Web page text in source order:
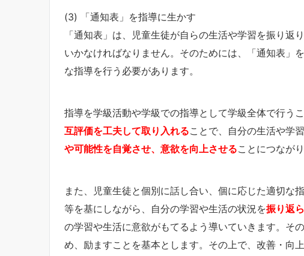
(3) 「通知表」を指導に生かす
「通知表」は、児童生徒が自らの生活や学習を振り返
いかなければなりません。そのためには、「通知表」
な指導を行う必要があります。
指導を学級活動や学級での指導として学級全体で行う
互評価を工夫して取り入れることで、自分の生活や学
や可能性を自覚させ、意欲を向上させることにつながり
また、児童生徒と個別に話し合い、個に応じた適切な
等を基にしながら、自分の学習や生活の状況を振り返
の学習や生活に意欲がもてるよう導いていきます。そ
め、励ますことを基本とします。その上で、改善・向